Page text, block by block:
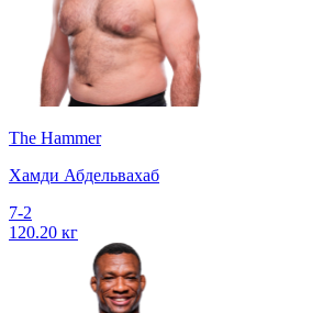
The Hammer
Хамди Абдельвахаб
7-2
120.20 кг